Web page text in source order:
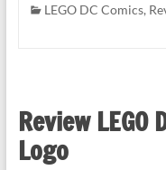
LEGO DC Comics,
Review LEGO
Logo